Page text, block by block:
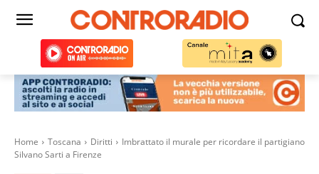
Home Toscana Diritti
Imbrattato il murale per ricordare il partigiano
Silvano Sarti a Firenze